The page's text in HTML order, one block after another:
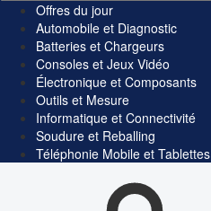
Offres du jour
Automobile et Diagnostic
Batteries et Chargeurs
Consoles et Jeux Vidéo
Électronique et Composants
Outils et Mesure
Informatique et Connectivité
Soudure et Reballing
Téléphonie Mobile et Tablettes